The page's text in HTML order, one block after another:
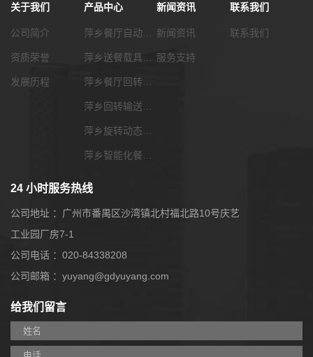
关于我们
公司简介
资质荣誉
发展历程
产品中心 新闻资讯
新闻资讯
服务支持
联系我们
联系我们
24 小时服务热线
公司地址 ：广州市番禺区沙湾镇北村福北路10号庆艺
工业园厂房7-1
公司电话 ：020-84338208
公司邮箱 ：yuyang@gdyuyang.com
给我们留言